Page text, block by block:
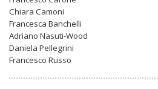
Chiara Camoni
Francesca Banchelli
Adriano Nasuti-Wood
Daniela Pellegrini
Francesco Russo